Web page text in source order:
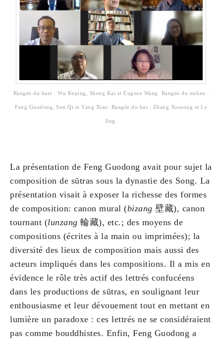
Rangée du haut : Wu Keping, Sheng Kai et Eugene Wang. Rangée du milieu :
Feng Guodong, Sun Qi et Yang Xiao. Rangée du bas : Zhang Xuesong et Le
Jing.
La présentation de Feng Guodong avait pour sujet la
composition de sūtras sous la dynastie des Song. La
présentation visait à exposer la richesse des formes
de composition: canon mural (bizang 壁藏), canon
tournant (lunzang 輪藏), etc.; des moyens de
compositions (écrites à la main ou imprimées); la
diversité des lieux de composition mais aussi des
acteurs impliqués dans les compositions. Il a mis en
évidence le rôle très actif des lettrés confucéens
dans les productions de sūtras, en soulignant leur
enthousiasme et leur dévouement tout en mettant en
lumière un paradoxe : ces lettrés ne se considéraient
pas comme bouddhistes. Enfin, Feng Guodong a